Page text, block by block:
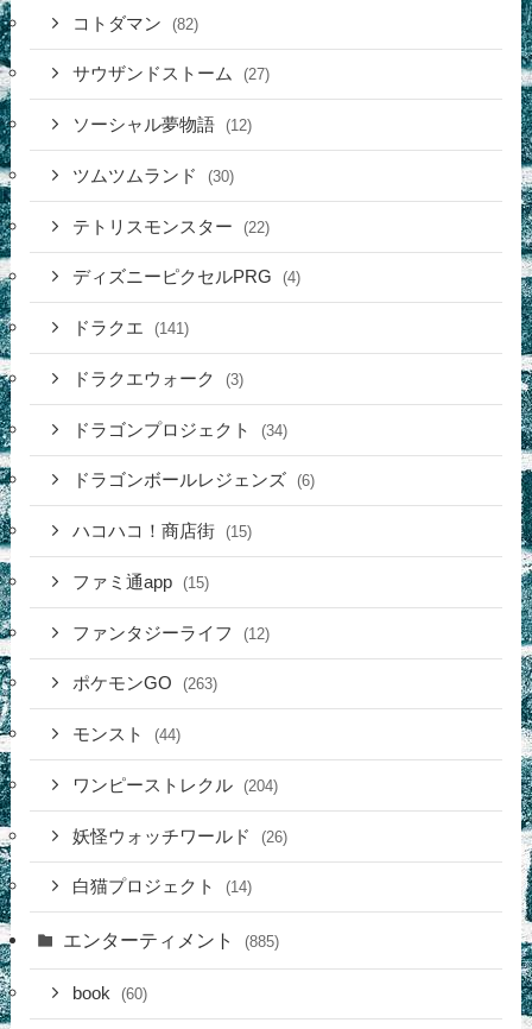
コトダマン (82)
サウザンドストーム (27)
ソーシャル夢物語 (12)
ツムツムランド (30)
テトリスモンスター (22)
ディズニーピクセルPRG (4)
ドラクエ (141)
ドラクエウォーク (3)
ドラゴンプロジェクト (34)
ドラゴンボールレジェンズ (6)
ハコハコ！商店街 (15)
ファミ通app (15)
ファンタジーライフ (12)
ポケモンGO (263)
モンスト (44)
ワンピーストレクル (204)
妖怪ウォッチワールド (26)
白猫プロジェクト (14)
エンターティメント (885)
book (60)